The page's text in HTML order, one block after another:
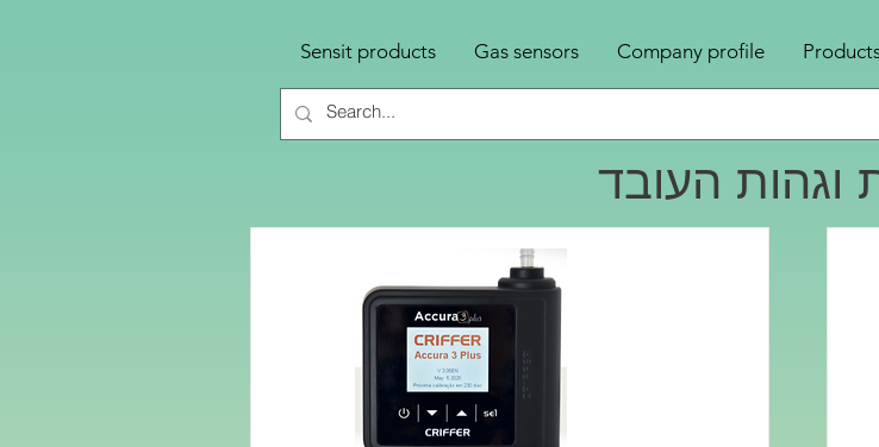
Sensit products Gas sensors Company profile
וגהות העובד